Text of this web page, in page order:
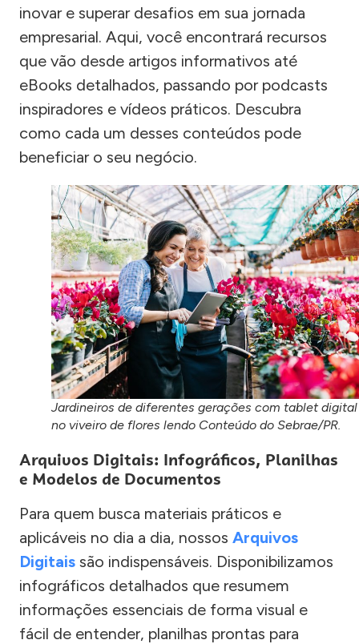
inovar e superar desafios em sua jornada
empresarial. Aqui, você encontrará recursos
que vão desde artigos informativos até
eBooks detalhados, passando por podcasts
inspiradores e vídeos práticos. Descubra
como cada um desses conteúdos pode
beneficiar o seu negócio.
Jardineiros de diferentes gerações com tablet digital
no viveiro de flores lendo Conteúdo do Sebrae/PR.
Arquivos Digitais: Infográficos, Planilhas
e Modelos de Documentos
Para quem busca materiais práticos e
aplicáveis no dia a dia, nossos Arquivos
Digitais são indispensáveis. Disponibilizamos
infográficos detalhados que resumem
informações essenciais de forma visual e
fácil de entender, planilhas prontas para